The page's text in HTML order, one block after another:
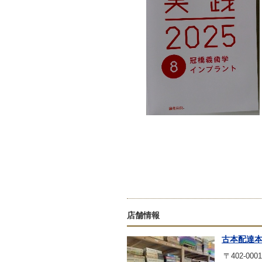
店舗情報
古本配達
〒402-0001